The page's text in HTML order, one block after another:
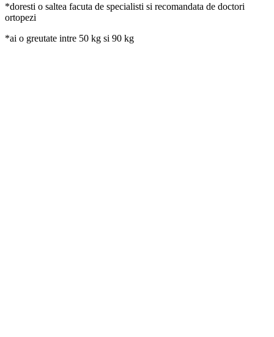
*doresti o saltea facuta de specialisti si recomandata de doctori
ortopezi
*ai o greutate intre 50 kg si 90 kg